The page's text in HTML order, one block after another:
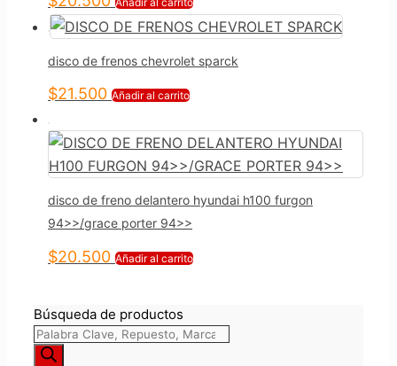
disco de frenos chevrolet sparck
$21.500 Añadir al carrito
disco de freno delantero hyundai h100 furgon
94>>/grace porter 94>>
$20.500 Añadir al carrito
Búsqueda de productos